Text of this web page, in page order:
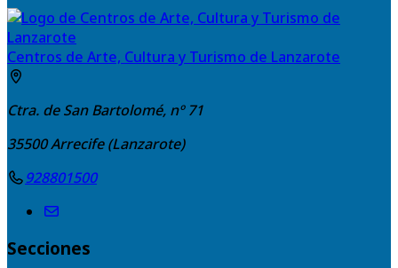
Centros de Arte, Cultura y Turismo de Lanzarote
Ctra. de San Bartolomé, nº 71
35500Arrecife (Lanzarote)
928801500
Secciones